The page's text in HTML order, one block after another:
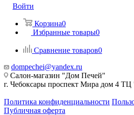
Войти
Корзина0
Избранные товары0
Сравнение товаров0
dompechei@yandex.ru
Салон-магазин "Дом Печей"
г. Чебоксары проспект Мира дом 4
Политика конфиденциальности
Публичная оферта